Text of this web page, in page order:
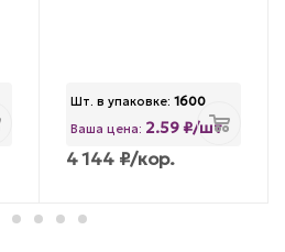
Шт. в упаковке: 1600
Ваша цена: 2.59 ₽/шт
4 144 ₽/кор.